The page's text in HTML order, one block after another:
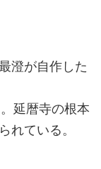
澄が自作した
延暦寺の根本
れている。